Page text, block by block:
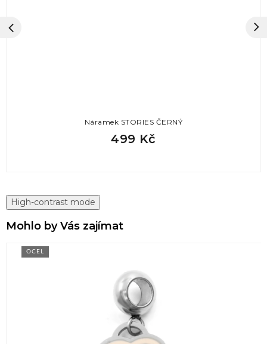
Náramek STORIES ČERNÝ
499 Kč
High-contrast mode
Mohlo by Vás zajímat
OCEL